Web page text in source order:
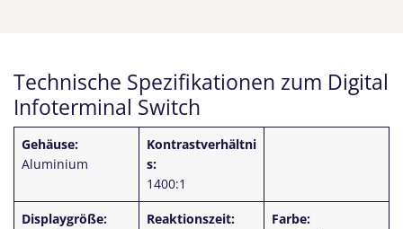
Technische Spezifikationen zum Digital
Infoterminal Switch
Gehäuse:
Aluminium
Kontrastverhältni
s:
1400:1
Displaygröße:
Reaktionszeit:
Farbe: